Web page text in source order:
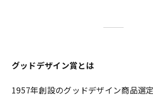
グッドデザイン賞とは
1957年創設のグッドデザイン商品選